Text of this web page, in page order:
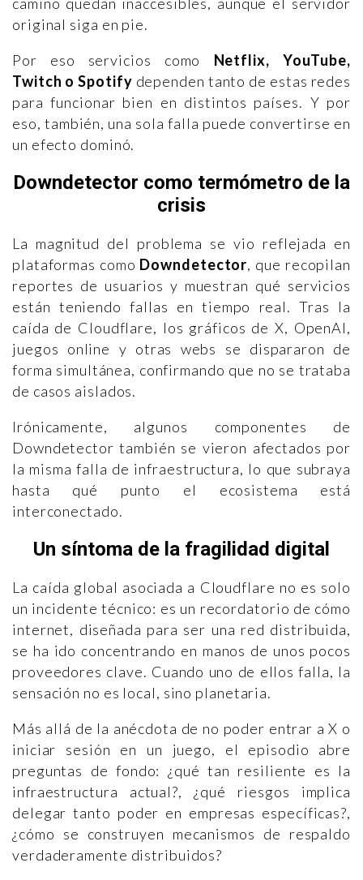
camino quedan inaccesibles, aunque el servidor
original siga en pie.
Por eso servicios como Netflix, YouTube,
Twitch o Spotify dependen tanto de estas redes
para funcionar bien en distintos países. Y por
eso, también, una sola falla puede convertirse en
un efecto dominó.
Downdetector como termómetro de la
crisis
La magnitud del problema se vio reflejada en
plataformas como Downdetector, que recopilan
reportes de usuarios y muestran qué servicios
están teniendo fallas en tiempo real. Tras la
caída de Cloudflare, los gráficos de X, OpenAI,
juegos online y otras webs se dispararon de
forma simultánea, confirmando que no se trataba
de casos aislados.
Irónicamente, algunos componentes de
Downdetector también se vieron afectados por
la misma falla de infraestructura, lo que subraya
hasta qué punto el ecosistema está
interconectado.
Un síntoma de la fragilidad digital
La caída global asociada a Cloudflare no es solo
un incidente técnico: es un recordatorio de cómo
internet, diseñada para ser una red distribuida,
se ha ido concentrando en manos de unos pocos
proveedores clave. Cuando uno de ellos falla, la
sensación no es local, sino planetaria.
Más allá de la anécdota de no poder entrar a X o
iniciar sesión en un juego, el episodio abre
preguntas de fondo: ¿qué tan resiliente es la
infraestructura actual?, ¿qué riesgos implica
delegar tanto poder en empresas específicas?,
¿cómo se construyen mecanismos de respaldo
verdaderamente distribuidos?